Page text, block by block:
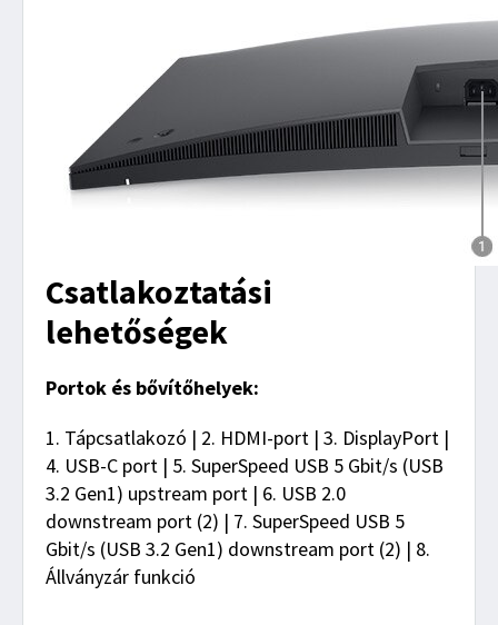
Csatlakoztatási
lehetőségek
Portok és bővítőhelyek:
1. Tápcsatlakozó | 2. HDMI-port | 3. DisplayPort |
4. USB-C port | 5. SuperSpeed USB 5 Gbit/s (USB
3.2 Gen1) upstream port | 6. USB 2.0
downstream port (2) | 7. SuperSpeed USB 5
Gbit/s (USB 3.2 Gen1) downstream port (2) | 8.
Állványzár funkció